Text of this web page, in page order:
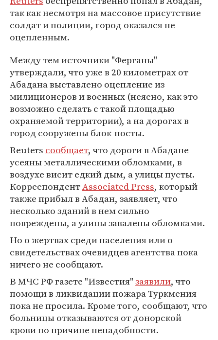
так как несмотря на массовое присутствие
солдат и полиции, город оказался не
оцепленным.
Между тем источники "Ферганы"
утверждали, что уже в 20 километрах от
Абадана выставлено оцепление из
милиционеров и военных (неясно, как это
возможно сделать с такой площадью
охраняемой территории), а на дорогах в
город сооружены блок-посты.
Reuters сообщает, что дороги в Абадане
усеяны металлическими обломками, в
воздухе висит едкий дым, а улицы пусты.
КорреспондентAssociated Press, который
также прибыл в Абадан, заявляет, что
несколько зданий в нем сильно
повреждены, а улицы завалены обломками.
Но о жертвах среди населения или о
свидетельствах очевидцев агентства пока
ничего не сообщают.
В МЧС РФ газете "Известия"заявили, что
помощи в ликвидации пожара Туркмения
пока не просила. Кроме того, сообщают, что
больницы отказываются от донорской
крови по причине ненадобности.